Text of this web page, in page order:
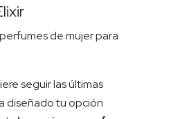
seguir las últimas
diseñado tu opción